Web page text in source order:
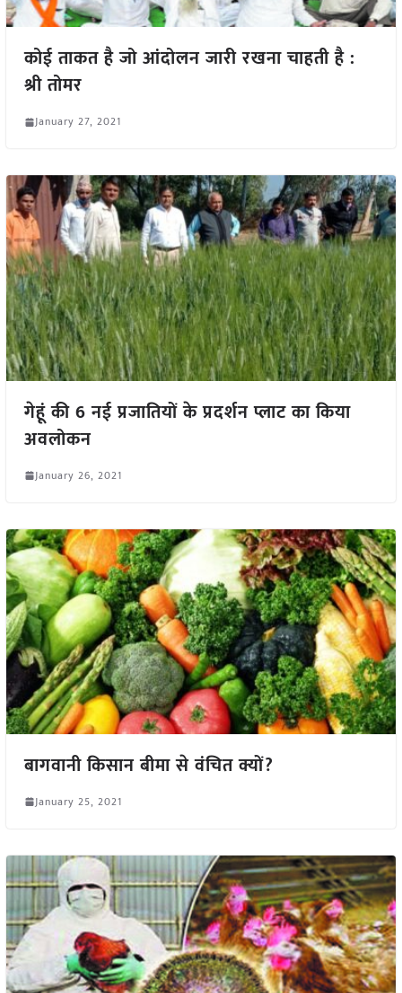
कोई ताकत है जो आंदोलन जारी रखना चाहती है :
श्री तोमर
January 27, 2021
गेहूं की 6 नई प्रजातियों के प्रदर्शन प्लाट का किया
अवलोकन
January 26, 2021
बागवानी किसान बीमा से वंचित क्यों?
January 25, 2021